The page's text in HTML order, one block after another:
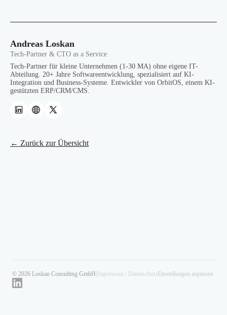
Andreas Loskan
Tech-Partner & CTO as a Service
Tech-Partner für kleine Unternehmen (1-30 MA) ohne eigene IT-
Abteilung. 20+ Jahre Softwareentwicklung, spezialisiert auf KI-
Integration und Business-Systeme. Entwickler von OrbitOS, einem KI-
gestützten ERP/CRM/CMS.
← Zurück zur Übersicht
© 2026 Loskan Consulting GmbH Impressum / Datenschutz Einstellungen anpassen